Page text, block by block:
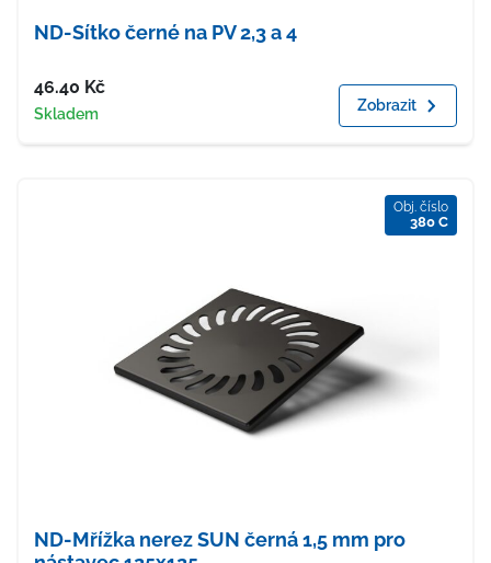
ND-Sítko černé na PV 2,3 a 4
Cena
46.40 Kč
Dostupnost
Skladem Zobrazit
Obj. číslo
380 C
ND-Mřížka nerez SUN černá 1,5 mm pro